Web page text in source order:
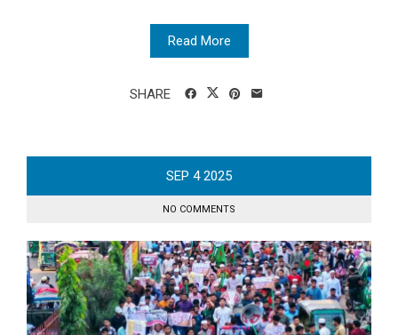
Read More
SHARE
SEP 4 2025
NO COMMENTS